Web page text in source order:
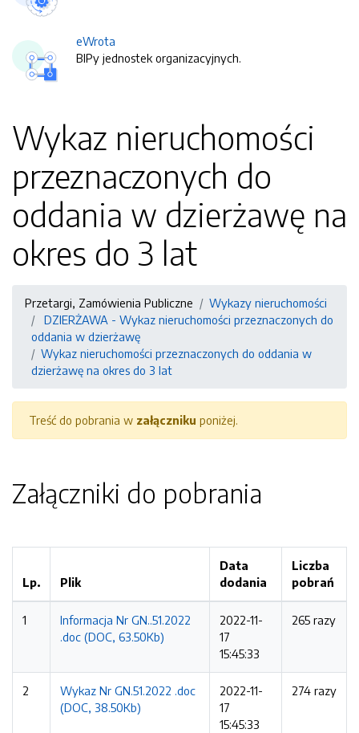
eWrota
BIPy jednostek organizacyjnych.
Wykaz nieruchomości
przeznaczonych do
oddania w dzierżawę na
okres do 3 lat
Przetargi, Zamówienia Publiczne
Wykazy nieruchomości
DZIERŻAWA - Wykaz nieruchomości przeznaczonych do
oddania w dzierżawę
Wykaz nieruchomości przeznaczonych do oddania w
dzierżawę na okres do 3 lat
Treść do pobrania w załączniku poniżej.
Załączniki do pobrania
Lp. Plik
Data
dodania
Liczba
pobrań
1
Informacja Nr GN..51.2022
.doc (DOC, 63.50Kb)
2022-11-
17
15:45:33
265 razy
2
Wykaz Nr GN.51.2022 .doc
(DOC, 38.50Kb)
2022-11-
17
15:45:33
274 razy